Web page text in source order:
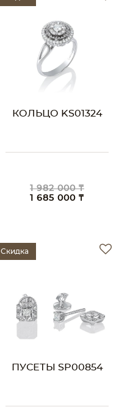
КОЛЬЦО KS01324
1 982 000 ₸
1 685 000 ₸
Скидка
ПУСЕТЫ SP00854